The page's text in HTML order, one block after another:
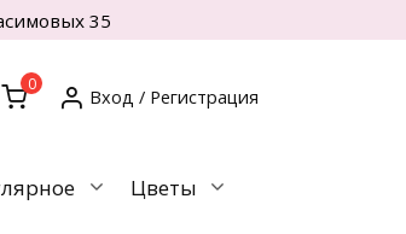
35
0
Вход / Регистрация
Цветы